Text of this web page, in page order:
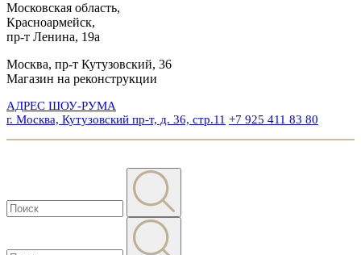
Московская область,
Красноармейск,
пр-т Ленина, 19а
Москва, пр-т Кутузовский, 36
Магазин на реконструкции
АДРЕС ШОУ-РУМА
г. Москва, Кутузовский пр-т, д. 36, стр.11 +7 925 411 83 80